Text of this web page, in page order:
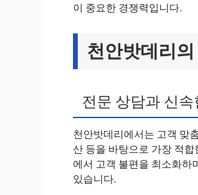
이 중요한 경쟁력입니다.
천안밧데리
전문 상담과 신
천안밧데리에서는 고객 맞
산 등을 바탕으로 가장 적
에서 고객 불편을 최소화하
있습니다.